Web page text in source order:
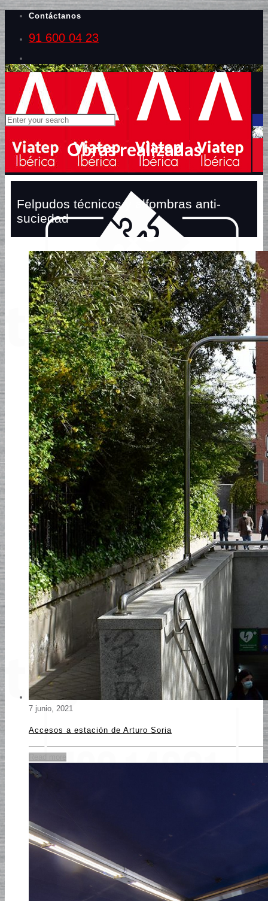
Contáctanos
91 600 04 23
Obras realizadas
Felpudos técnicos y alfombras anti-
suciedad
7 junio, 2021
Accesos a estación de Arturo Soria